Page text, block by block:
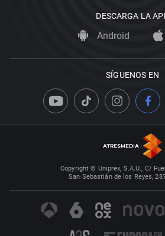
DESCARGA LA
Android
SÍGUENOS EN
Copyright © Uniprex, S.A.U., C/
San Sebastián de los Reyes,